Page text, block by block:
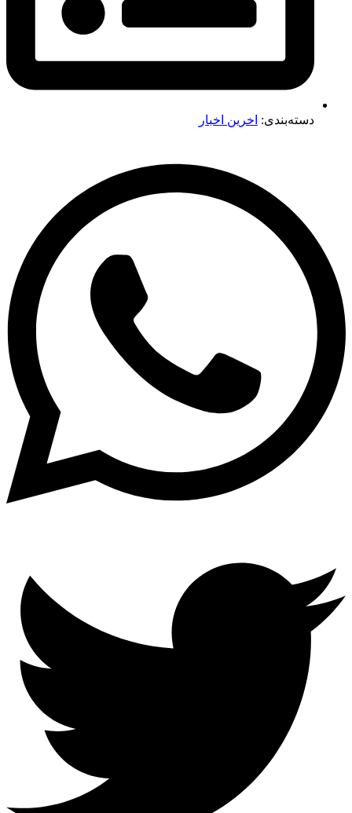
دسته‌بندی: اخرین اخبار